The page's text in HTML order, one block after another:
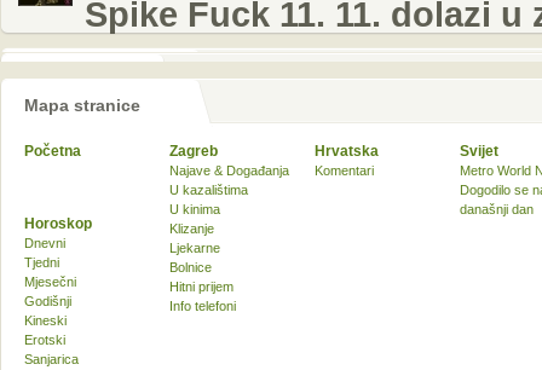
Spike Fuck 11. 11. dolazi
Mapa stranice
Početna Zagreb
Najave & Događanja
U kazalištima
U kinima
Klizanje
Ljekarne
Bolnice
Hitni prijem
Info telefoni
Hrvatska
Komentari
Svijet
Metro World
Dogodilo se
današnji dan
Horoskop
Dnevni
Tjedni
Mjesečni
Godišnji
Kineski
Erotski
Sanjarica